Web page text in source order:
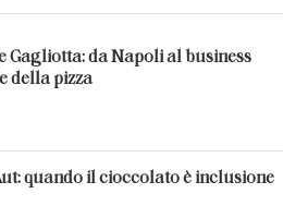
Gagliotta: da Napoli al business
della pizza
quando il cioccolato è inclusione